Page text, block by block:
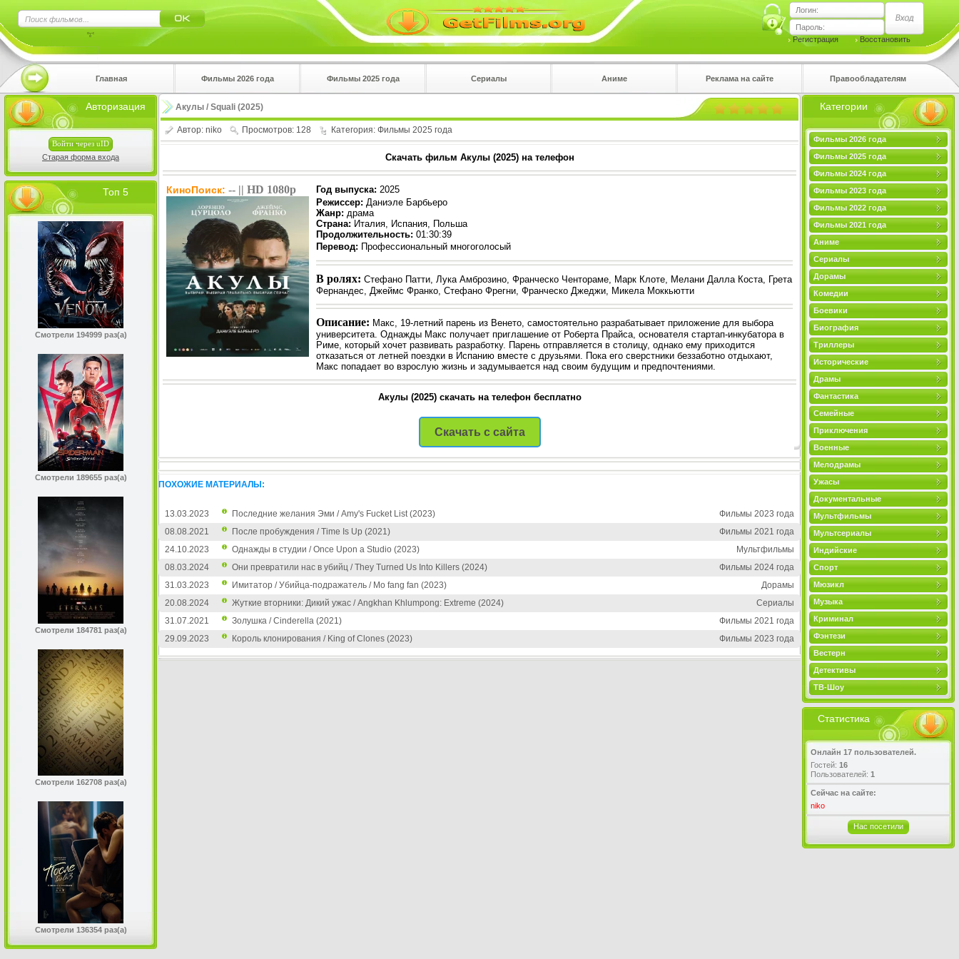
Логин:
Пароль:
Регистрация
Восстановить
Главная Фильмы 2026 года Фильмы 2025 года Сериалы Аниме Реклама на сайте Правообладателям
Авторизация
Войти через uID
Старая форма входа
Топ 5
Смотрели 194999 раз(а)
Смотрели 189655 раз(а)
Смотрели 184781 раз(а)
Смотрели 162708 раз(а)
Смотрели 136354 раз(а)
Категории
Фильмы 2026 года
Фильмы 2025 года
Фильмы 2024 года
Фильмы 2023 года
Фильмы 2022 года
Фильмы 2021 года
Аниме
Сериалы
Дорамы
Комедии
Боевики
Биография
Триллеры
Исторические
Драмы
Фантастика
Семейные
Приключения
Военные
Мелодрамы
Ужасы
Документальные
Мультфильмы
Мультсериалы
Индийские
Спорт
Мюзикл
Музыка
Криминал
Фэнтези
Вестерн
Детективы
ТВ-Шоу
Статистика
Онлайн 17 пользователей.
Гостей: 16
Пользователей: 1
Сейчас на сайте:
niko
Нас посетили
Акулы / Squali (2025)
Автор: niko Просмотров: 128 Категория: Фильмы 2025 года
Скачать фильм Акулы (2025) на телефон
КиноПоиск: -- || HD 1080p Год выпуска: 2025
Режиссер: Даниэле Барбьеро
Жанр: драма
Страна: Италия, Испания, Польша
Продолжительность: 01:30:39
Перевод: Профессиональный многоголосый
В ролях: Стефано Патти, Лука Амброзино, Франческо Чентораме, Марк Клоте, Мелани Далла Коста, Грета
Фернандес, Джеймс Франко, Стефано Фрегни, Франческо Джеджи, Микела Моккьютти
Описание: Макс, 19-летний парень из Венето, самостоятельно разрабатывает приложение для выбора
университета. Однажды Макс получает приглашение от Роберта Прайса, основателя стартап-инкубатора в
Риме, который хочет развивать разработку. Парень отправляется в столицу, однако ему приходится
отказаться от летней поездки в Испанию вместе с друзьями. Пока его сверстники беззаботно отдыхают,
Макс попадает во взрослую жизнь и задумывается над своим будущим и предпочтениями.
Акулы (2025) скачать на телефон бесплатно
Нажмите на в плеере
!!!Если Вы с телефона сперва нажмите на троеточие в правом
верхнем углу!!!
Скачать с сайта
ПОХОЖИЕ МАТЕРИАЛЫ:
13.03.2023 Последние желания Эми / Amy's Fucket List (2023)
Фильмы 2023 года
08.08.2021
После пробуждения / Time Is Up (2021)
Фильмы 2021 года
24.10.2023
Однажды в студии / Once Upon a Studio (2023)
Мультфильмы
08.03.2024
Они превратили нас в убийц / They Turned Us Into Killers (2024)
Фильмы 2024 года
31.03.2023
Имитатор / Убийца-подражатель / Mo fang fan (2023)
Дорамы
20.08.2024
Жуткие вторники: Дикий ужас / Angkhan Khlumpong: Extreme (2024)
Сериалы
31.07.2021
Золушка / Cinderella (2021)
Фильмы 2021 года
29.09.2023
Король клонирования / King of Clones (2023) Фильмы 2023 года